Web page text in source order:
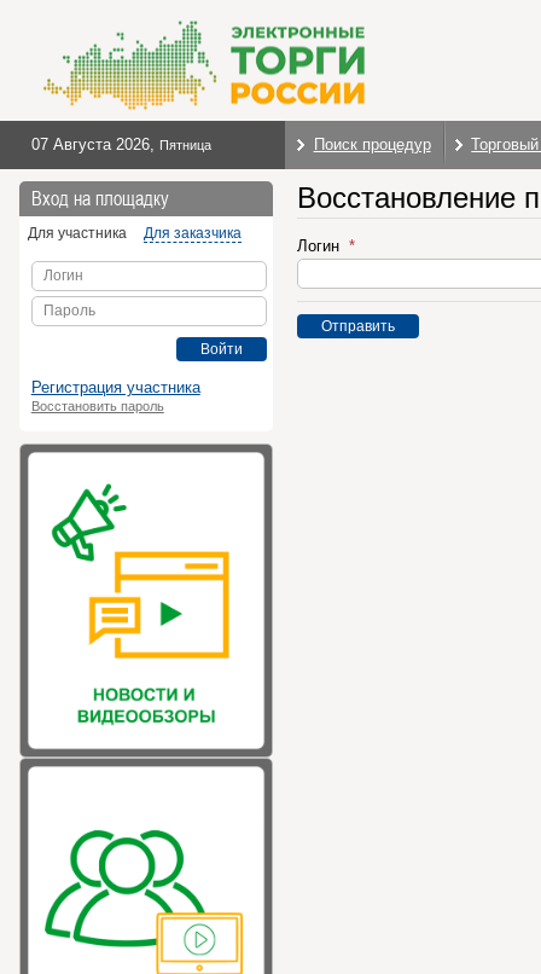
07 Августа 2026, Пятница Поиск процедур
Вход на площадку
Для участника Для заказчика
Логин
Пароль
Войти
Регистрация участника
Восстановить пароль
Восстановление
Логин
Отправить